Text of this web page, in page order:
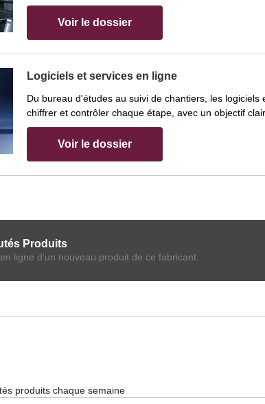
Voir le dossier
Logiciels et services en ligne
Du bureau d'études au suivi de chantiers, les
chiffrer et contrôler chaque étape, avec un objectif
Voir le dossier
Produits
ligne d'un nouveau produit de ce fabricant.
produits chaque semaine